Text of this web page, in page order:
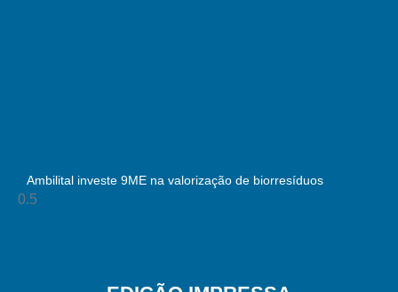
Ambilital investe 9ME na valorização de biorresíduos